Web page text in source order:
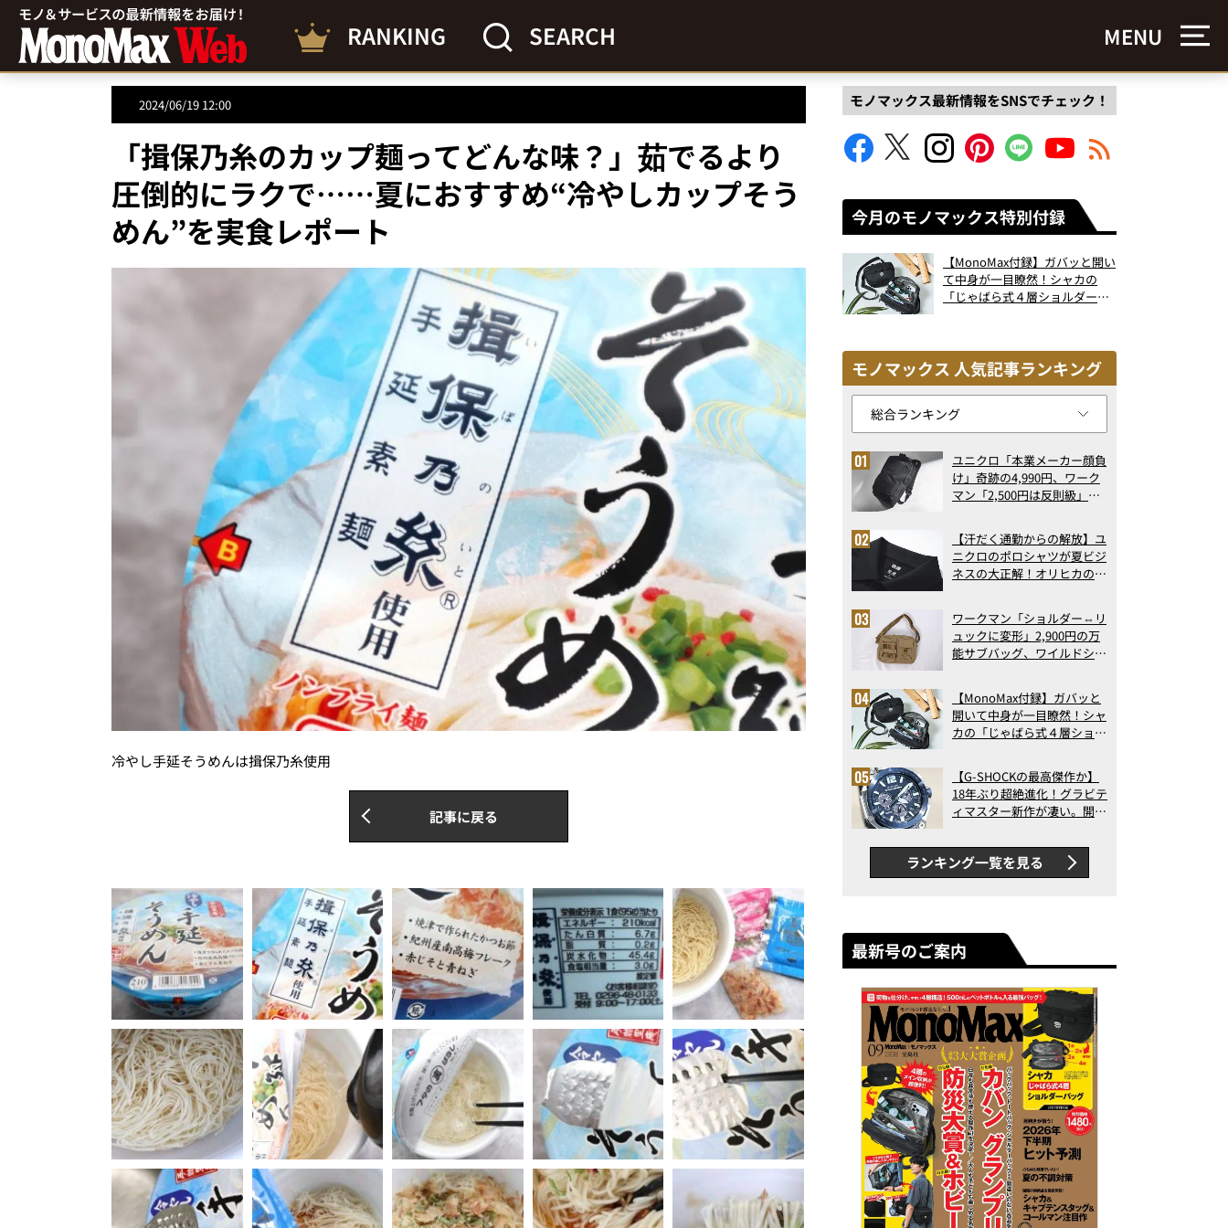
RANKING SEARCH MENU
2024/06/19 12:00
「揖保乃糸のカップ麺ってどんな味？」茹でるより
圧倒的にラクで……夏におすすめ“冷やしカップそう
めん”を実食レポート
冷やし手延そうめんは揖保乃糸使用
記事に戻る
モノマックス最新情報をSNSでチェック！
今月のモノマックス特別付録
【MonoMax付録】ガバッと開い
て中身が一目瞭然！シャカの
「じゃばら式４層ショルダーバ
モノマックス 人気記事ランキング
ユニクロ「本業メーカー顔負
け」奇跡の4,990円、ワーク
マン「2,500円は反則級」凄
ト3】（2026年6月版）
【汗だく通勤からの解放】ユ
ニクロのポロシャツが夏ビジ
ネスの大正解！オリヒカの透
アの実力
ワークマン「ショルダー⇔リ
ュックに変形」2,900円の万
能サブバッグ、ワイルドシン
記事ランキングベスト3】
（2026年6月版）
【MonoMax付録】ガバッと
開いて中身が一目瞭然！シャ
カの「じゃばら式４層ショル
った！
【G-SHOCKの最高傑作か】
18年ぶり超絶進化！グラビテ
ィマスター新作が凄い。開発
新ムーブメントの衝撃
ランキング一覧を見る
最新号のご案内